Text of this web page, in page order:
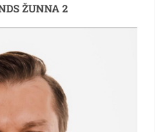
ŽUNNA 2